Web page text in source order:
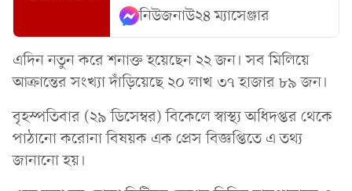
নিউজনাউ২৪ ম্যাসেঞ্জার
এদিন নতুন করে শনাক্ত হয়েছেন ২২ জন। সব মিলিয়ে
আক্রান্তের সংখ্যা দাঁড়িয়েছে ২০ লাখ ৩৭ হাজার ৮৯ জন।
বৃহস্পতিবার (২৯ ডিসেম্বর) বিকেলে স্বাস্থ্য অধিদপ্তর থেকে
পাঠানো করোনা বিষয়ক এক প্রেস বিজ্ঞপ্তিতে এ তথ্য
জানানো হয়।